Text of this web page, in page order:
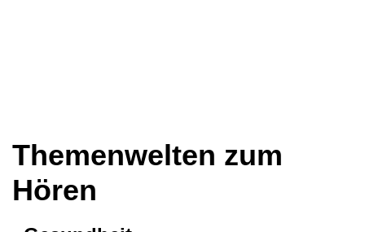
Themenwelten zum
Hören